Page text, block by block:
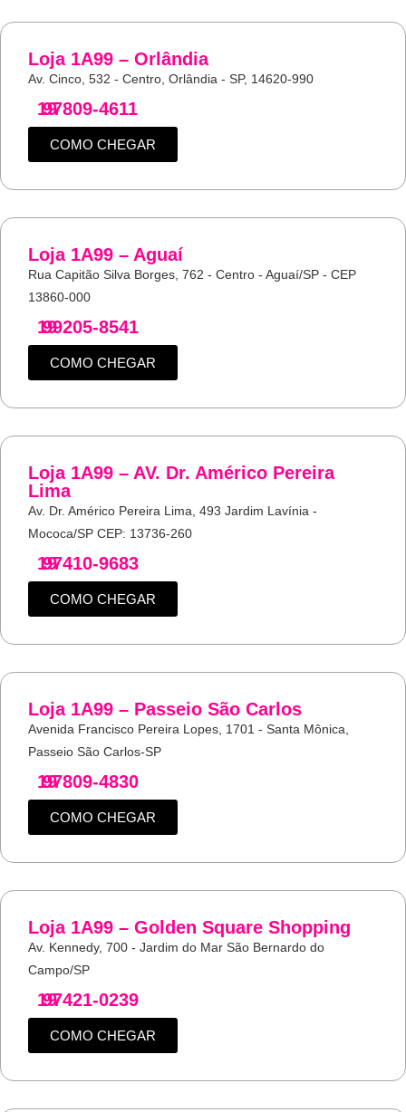
Loja 1A99 – Orlândia
Av. Cinco, 532 - Centro, Orlândia - SP, 14620-990
19
97809-4611
COMO CHEGAR
Loja 1A99 – Aguaí
Rua Capitão Silva Borges, 762 - Centro - Aguaí/SP - CEP
13860-000
19
99205-8541
COMO CHEGAR
Loja 1A99 – AV. Dr. Américo Pereira
Lima
Av. Dr. Américo Pereira Lima, 493 Jardim Lavínia -
Mococa/SP CEP: 13736-260
19
97410-9683
COMO CHEGAR
Loja 1A99 – Passeio São Carlos
Avenida Francisco Pereira Lopes, 1701 - Santa Mônica,
Passeio São Carlos-SP
19
97809-4830
COMO CHEGAR
Loja 1A99 – Golden Square Shopping
Av. Kennedy, 700 - Jardim do Mar São Bernardo do
Campo/SP
19
97421-0239
COMO CHEGAR